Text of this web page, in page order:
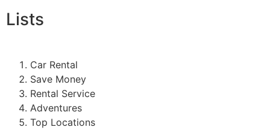
Lists
Car Rental
Save Money
Rental Service
Adventures
Top Locations